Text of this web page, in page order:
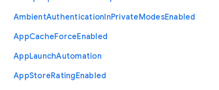
AmbientAuthenticationInPrivateModesEnabled
AppCacheForceEnabled
AppLaunchAutomation
AppStoreRatingEnabled